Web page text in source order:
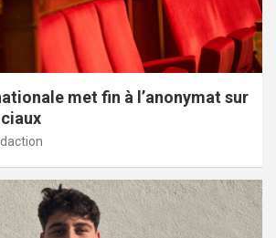
met fin à l’anonymat sur